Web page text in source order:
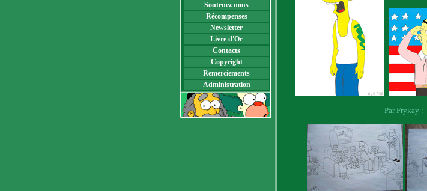
Soutenez nous
Récompenses
Newsletter
Livre d'Or
Contacts
Copyright
Remerciements
Administration
Par Frykay :